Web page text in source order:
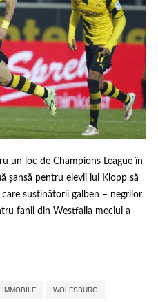
un loc de Champions League în
șansă pentru elevii lui Klopp să
susținătorii galben – negrilor
fanii din Westfalia meciul a
IMMOBILE WOLFSBURG